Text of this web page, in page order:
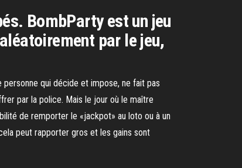
BombParty est un jeu
par le jeu,
qui décide et impose, ne fait pas
par la police. Mais le jour où le maître
de remporter le «jackpot» au loto ou à un
peut rapporter gros et les gains sont